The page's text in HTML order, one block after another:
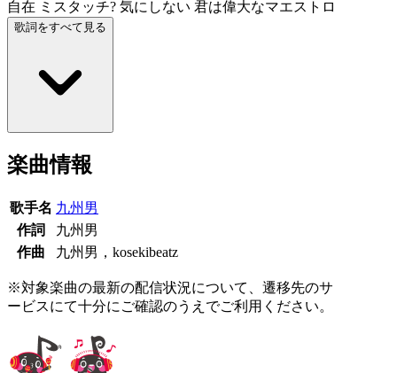
自在 ミスタッチ? 気にしない 君は偉大なマエストロ
歌詞をすべて見る
楽曲情報
歌手名 九州男
作詞
九州男
作曲
九州男，kosekibeatz
※対象楽曲の最新の配信状況について、遷移先のサ
ービスにて十分にご確認のうえでご利用ください。